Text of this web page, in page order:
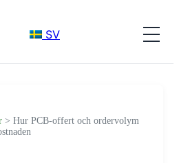
SV
> Hur PCB-offert och ordervolym